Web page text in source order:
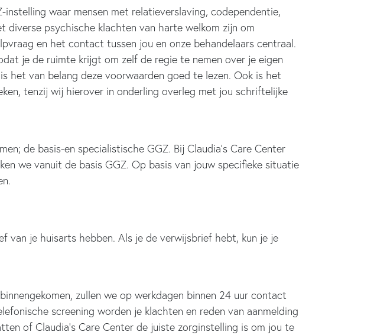
waar mensen met relatieverslaving, codependentie,
psychische klachten van harte welkom zijn om
en het contact tussen jou en onze behandelaars centraal.
je de ruimte krijgt om zelf de regie te nemen over je eigen
het van belang deze voorwaarden goed te lezen. Ook is het
tenzij wij hierover in onderling overleg met jou schriftelijke
de basis-en specialistische GGZ. Bij Claudia’s Care Center
we vanuit de basis GGZ. Op basis van jouw specifieke situatie
van je huisarts hebben. Als je de verwijsbrief hebt, kun je je
zullen we op werkdagen binnen 24 uur contact
screening worden je klachten en reden van aanmelding
of Claudia’s Care Center de juiste zorginstelling is om jou te